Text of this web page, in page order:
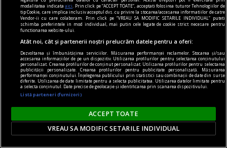
hota
mirosurile neplăcute din bucătărie
Mirosurile persistente din bucătărie nu
modalitatea indicataaici
. Prin click pe “ACCEPT TOATE”, acceptati folosirea tuturor Tehnologiilor de
tip Cookie, care implica inclusiv acceptul dvs. cu privire la stocarea/accesarea informatiilor de catre
Vendor-ii cu care colaboram. Prin click pe “VREAU SA MODIFIC SETARILE INDIVIDUAL” puteti
schimba preferintele in mod individual, mai putin cele legate de cookie strict necesare pentru
functionarea website-ului.
Atât noi, cât și partenerii noștri prelucrăm datele pentru a oferi:
Dezvoltarea și îmbunătățirea serviciilor. Măsurarea performanței reclamelor. Stocarea și/sau
accesarea informațiilor de pe un dispozitiv. Utilizarea profilurilor pentru selectarea conținutului
personalizat. Crearea profilurilor de conținut personalizat. Utilizarea profilurilor pentru selectarea
publicității personalizate. Crearea profilurilor pentru publicitate personalizată. Măsurarea
performanței conținutului. Înțelegerea publicului prin statistici sau combinații de date din surse
diferite. Utilizarea de date limitate pentru a selecta publicitatea. Utilizarea datelor limitate pentru
a selecta conținutul. Date precise de geolocație și identificarea prin scanarea dispozitivului.
Listă parteneri (furnizori)
ACCEPT TOATE
VREAU SA MODIFIC SETARILE INDIVIDUAL